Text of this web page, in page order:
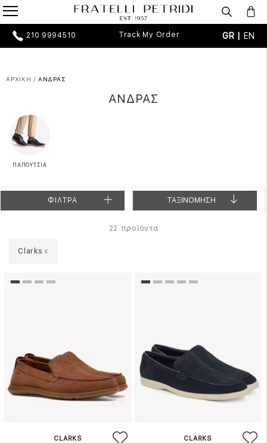
210 9994510 Track My Order GR | EN
ΑΡΧΙΚΗ / ΑΝΔΡΑΣ
ΑΝΔΡΑΣ
ΠΑΠΟΥΤΣΙΑ
ΦΙΛΤΡΑ ΤΑΞΙΝΟΜΗΣΗ
22 προϊόντα
Clarks x
CLARKS
CLARKS